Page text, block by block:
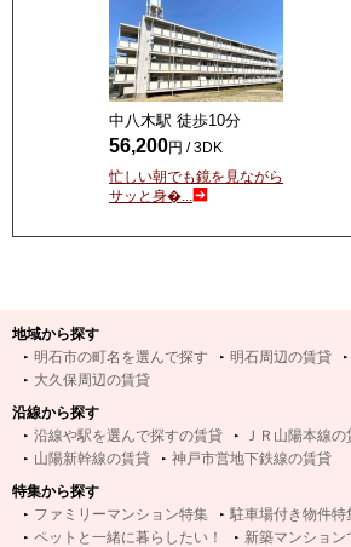
中八木駅 徒歩10分
56,200円 / 3DK
忙しい朝でも鏡を見ながら
サッと身�...
地域から探す
明石市の町名を選んで探す
明石周辺の賃貸
大久保周辺の賃貸
沿線から探す
沿線や駅を選んで探すの賃貸
ＪＲ山陽本線の
山陽新幹線の賃貸
神戸市営地下鉄線の賃貸
特集から探す
ファミリーマンション特集
駐車場付き物件特
ペットと一緒に暮らしたい！
新築マンション